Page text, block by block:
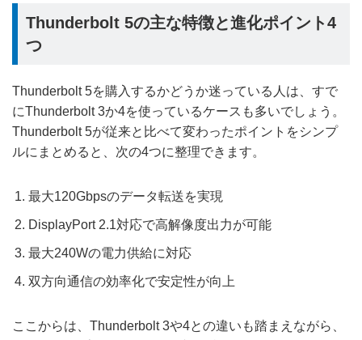
Thunderbolt 5の主な特徴と進化ポイント4
つ
Thunderbolt 5を購入するかどうか迷っている人は、すで
にThunderbolt 3か4を使っているケースも多いでしょう。
Thunderbolt 5が従来と比べて変わったポイントをシンプ
ルにまとめると、次の4つに整理できます。
最大120Gbpsのデータ転送を実現
DisplayPort 2.1対応で高解像度出力が可能
最大240Wの電力供給に対応
双方向通信の効率化で安定性が向上
ここからは、Thunderbolt 3や4との違いも踏まえながら、